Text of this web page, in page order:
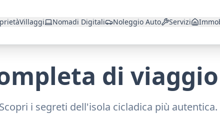
Villaggi Nomadi Digitali Noleggio Auto Servizi
di
Scopri i segreti dell'isola cicladica più autentica.